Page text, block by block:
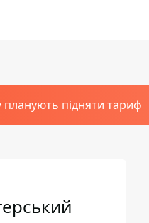
планують підняти тариф